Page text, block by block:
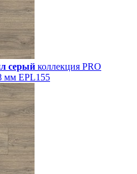
серый коллекция PRO
мм EPL155